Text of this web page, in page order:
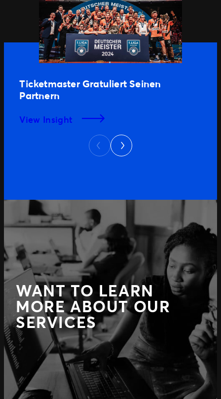
Ticketmaster Gratuliert Seinen
Partnern
View Insight
Previous
Next
WANT TO LEARN
MORE ABOUT OUR
SERVICES